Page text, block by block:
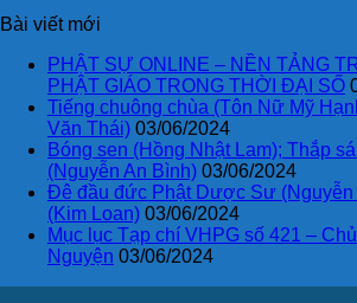
Bài viết mới
PHẬT SỰ ONLINE – NỀN TẢNG
PHẬT GIÁO TRONG THỜI ĐẠI SỐ
Tiếng chuông chùa (Tôn Nữ Mỹ
Văn Thái) 03/06/2024
Bóng sen (Hồng Nhật Lam); Thắp
(Nguyễn An Bình) 03/06/2024
Đê đầu đức Phật Dược Sư (Nguyễn
(Kim Loan) 03/06/2024
Mục lục Tạp chí VHPG số 421 –
Nguyện 03/06/2024